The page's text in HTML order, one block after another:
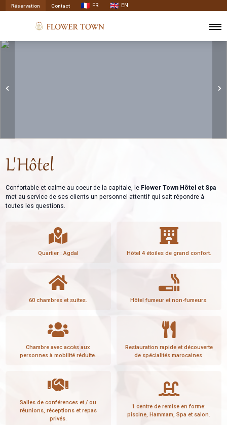
Réservation Contact FR EN
L'Hôtel
Confortable et calme au coeur de la capitale, le Flower Town Hôtel et Spa
met au service de ses clients un personnel attentif qui sait répondre à
toutes les questions.
Quartier : Agdal Hôtel 4 étoiles de grand confort.
60 chambres et suites. Hôtel fumeur et non-fumeurs.
Chambre avec accès aux
personnes à mobilité réduite.
Restauration rapide et découverte
de spécialités marocaines.
Salles de conférences et / ou
réunions, réceptions et repas
privés.
1 centre de remise en forme:
piscine, Hammam, Spa et salon.